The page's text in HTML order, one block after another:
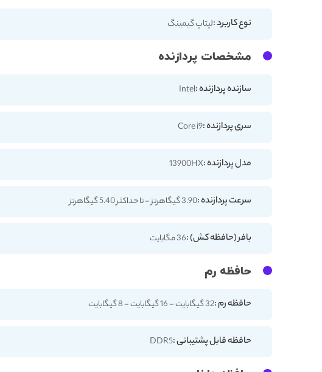
نوع کاربرد :لپتاپ گیمینگ
مشخصات پردازنده
سازنده پردازنده :Intel
سری پردازنده :Core i9
مدل پردازنده :13900HX
سرعت پردازنده :3.90 گیگاهرتز - تا حداکثر 5.40 گیگاهرتز
بافر (حافظه کش) :36 مگابایت
حافظه رم
حافظه رم :32 گیگابایت - 16 گیگابایت - 8 گیگابایت
حافظه قابل پشتیبانی :DDR5